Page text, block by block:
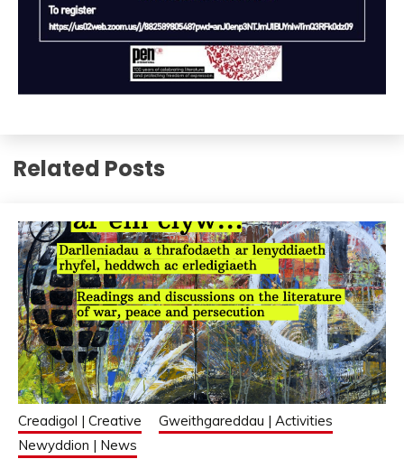
Related Posts
Creadigol | Creative
Gweithgareddau | Activities
Newyddion | News